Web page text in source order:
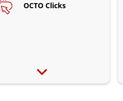
OCTO Clicks